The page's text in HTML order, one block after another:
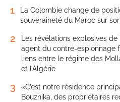
1
La Colombie change de
souveraineté du Maroc sur
2
Les révélations explosives
agent du contre-espionnage
liens entre le régime des
et l’Algérie
3
«C’est notre résidence
Bouznika, des propriétaires